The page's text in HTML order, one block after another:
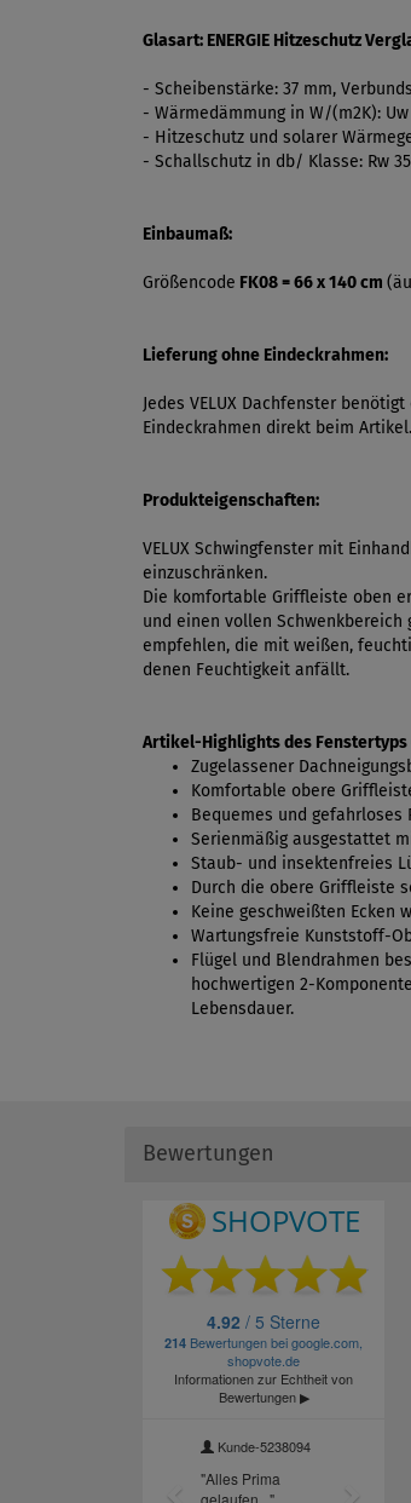
Glasart: ENERGIE Hitzeschutz
- Scheibenstärke: 37 mm,
- Wärmedämmung in W/(m2K): Uw
- Hitzeschutz und solarer
- Schallschutz in db/ Klasse: Rw
Einbaumaß:
Größencode FK08 = 66 x 140 cm
Lieferung ohne Eindeckrahmen:
Jedes VELUX Dachfenster
Eindeckrahmen direkt beim
Produkteigenschaften:
VELUX Schwingfenster mit
einzuschränken.
Die komfortable Griffleiste oben
und einen vollen
empfehlen, die mit weißen,
denen Feuchtigkeit anfällt.
Artikel-Highlights des Fenstertyps
Zugelassener
Komfortable obere
Bequemes und gefahrloses
Serienmäßig ausgestattet
Staub- und insektenfreies
Durch die obere Griffleiste
Keine geschweißten Ecken
Wartungsfreie Kunststoff-
Flügel und Blendrahmen
hochwertigen 2-
Lebensdauer.
Bewertungen